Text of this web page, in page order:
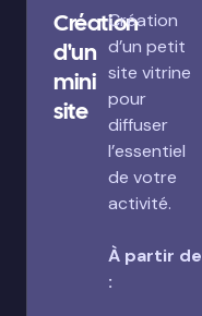
Création
d'un
mini
site
Création
d’un petit
site vitrine
pour
diffuser
l’essentiel
de votre
activité.
À partir de
: